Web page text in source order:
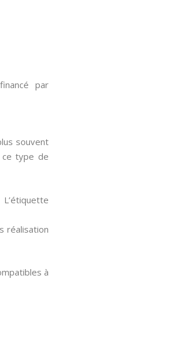
par
souvent
ce type de
réalisation
à